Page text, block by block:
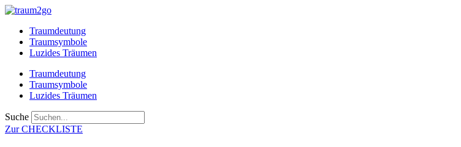
Zum
springenTraumdeutung
Traumsymbole
Luzides Träumen
Traumdeutung
Traumsymbole
Luzides Träumen
Suche
Zur CHECKLISTE